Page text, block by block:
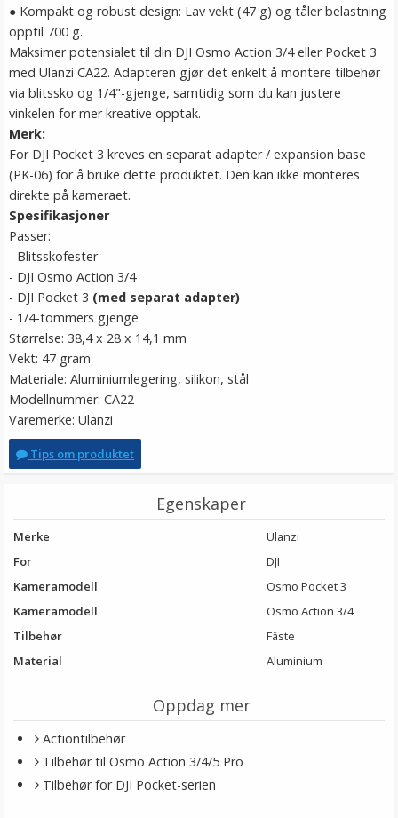
● Kompakt og robust design: Lav vekt (47 g) og tåler belastning
opptil 700 g.
Maksimer potensialet til din DJI Osmo Action 3/4 eller Pocket 3
med Ulanzi CA22. Adapteren gjør det enkelt å montere tilbehør
via blitssko og 1/4"-gjenge, samtidig som du kan justere
vinkelen for mer kreative opptak.
Merk:
For DJI Pocket 3 kreves en separat adapter / expansion base
(PK-06) for å bruke dette produktet. Den kan ikke monteres
direkte på kameraet.
Spesifikasjoner
Passer:
- Blitsskofester
- DJI Osmo Action 3/4
- DJI Pocket 3 (med separat adapter)
- 1/4-tommers gjenge
Størrelse: 38,4 x 28 x 14,1 mm
Vekt: 47 gram
Materiale: Aluminiumlegering, silikon, stål
Modellnummer: CA22
Varemerke: Ulanzi
Tips om produktet
Egenskaper
Merke
Ulanzi
For
DJI
Kameramodell
Osmo Pocket 3
Kameramodell
Osmo Action 3/4
Tilbehør
Fäste
Material
Aluminium
Oppdag mer
Actiontilbehør
Tilbehør til Osmo Action 3/4/5 Pro
Tilbehør for DJI Pocket-serien